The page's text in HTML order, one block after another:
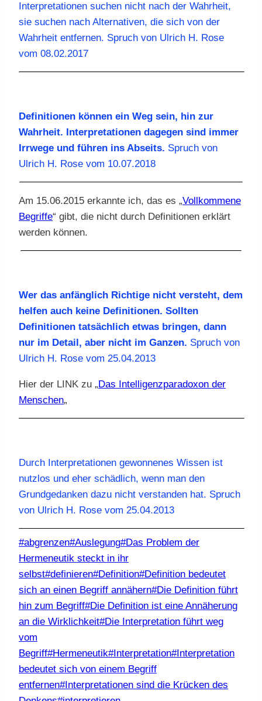
Interpretationen suchen nicht nach der Wahrheit,
sie suchen nach Alternativen, die sich von der
Wahrheit entfernen. Spruch von Ulrich H. Rose
vom 08.02.2017
Definitionen können ein Weg sein, hin zur
Wahrheit. Interpretationen dagegen sind immer
Irrwege und führen ins Abseits. Spruch von
Ulrich H. Rose vom 10.07.2018
Am 15.06.2015 erkannte ich, das es „Vollkommene
Begriffe“ gibt, die nicht durch Definitionen erklärt
werden können.
Wer das anfänglich Richtige nicht versteht, dem
helfen auch keine Definitionen. Sollten
Definitionen tatsächlich etwas bringen, dann
nur im Detail, aber nicht im Ganzen. Spruch von
Ulrich H. Rose vom 25.04.2013
Hier der LINK zu „ Das Intelligenzparadoxon der
Menschen„
Durch Interpretationen gewonnenes Wissen ist
nutzlos und eher schädlich, wenn man den
Grundgedanken dazu nicht verstanden hat. Spruch
von Ulrich H. Rose vom 25.04.2013
Schlagworte:
#abgrenzen#Auslegung#Das Problem der
Hermeneutik steckt in ihr
selbst#definieren#Definition#Definition bedeutet
sich an einen Begriff annähern#Die Definition führt
hin zum Begriff#Die Definition ist eine Annäherung
an die Wirklichkeit#Die Interpretation führt weg
vom
Begriff#Hermeneutik#Interpretation#Interpretation
bedeutet sich von einem Begriff
entfernen#Interpretationen sind die Krücken des